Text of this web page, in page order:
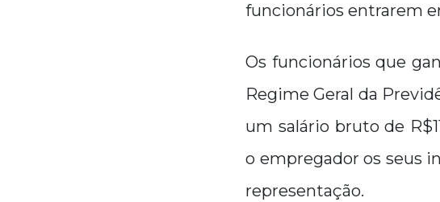
funcionários entrarem
Os funcionários que
Regime Geral da
um salário bruto de
o empregador os seus
representação.